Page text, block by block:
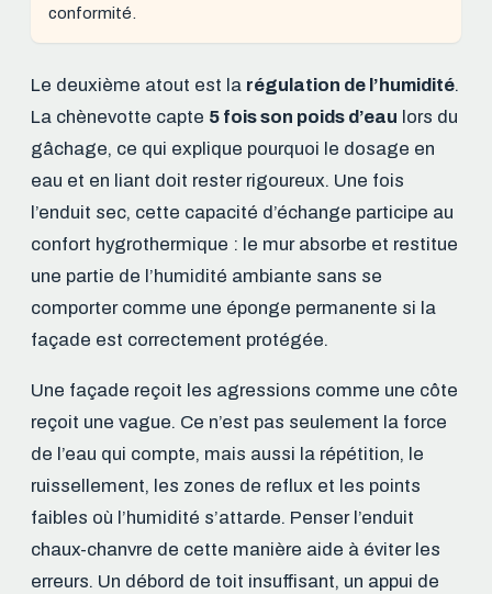
conformité.
Le deuxième atout est la régulation de l’humidité.
La chènevotte capte 5 fois son poids d’eau lors du
gâchage, ce qui explique pourquoi le dosage en
eau et en liant doit rester rigoureux. Une fois
l’enduit sec, cette capacité d’échange participe au
confort hygrothermique : le mur absorbe et restitue
une partie de l’humidité ambiante sans se
comporter comme une éponge permanente si la
façade est correctement protégée.
Une façade reçoit les agressions comme une côte
reçoit une vague. Ce n’est pas seulement la force
de l’eau qui compte, mais aussi la répétition, le
ruissellement, les zones de reflux et les points
faibles où l’humidité s’attarde. Penser l’enduit
chaux-chanvre de cette manière aide à éviter les
erreurs. Un débord de toit insuffisant, un appui de